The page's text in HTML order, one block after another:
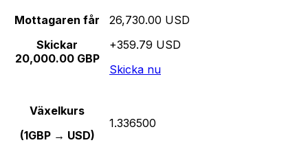
Mottagaren får
Skickar
20,000.00 GBP
26,730.00 USD
+359.79 USD
Skicka nu
Växelkurs
(1GBP → USD)
1.336500